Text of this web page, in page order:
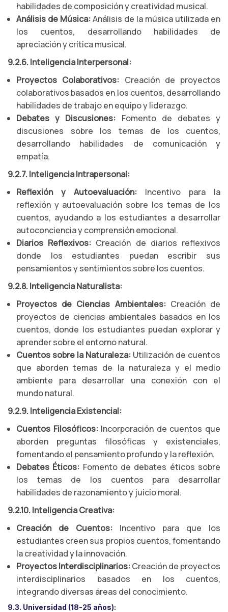
habilidades de composición y creatividad musical.
Análisis de Música:Análisis de la música utilizada en
los cuentos, desarrollando habilidades de
apreciación y crítica musical.
9.2.6. Inteligencia Interpersonal:
Proyectos Colaborativos: Creación de proyectos
colaborativos basados en los cuentos, desarrollando
habilidades de trabajo en equipo y liderazgo.
Debates y Discusiones: Fomento de debates y
discusiones sobre los temas de los cuentos,
desarrollando habilidades de comunicación y
empatía.
9.2.7. Inteligencia Intrapersonal:
Reflexión y Autoevaluación: Incentivo para la
reflexión y autoevaluación sobre los temas de los
cuentos, ayudando a los estudiantes a desarrollar
autoconciencia y comprensión emocional.
Diarios Reflexivos: Creación de diarios reflexivos
donde los estudiantes puedan escribir sus
pensamientos y sentimientos sobre los cuentos.
9.2.8. Inteligencia Naturalista:
Proyectos de Ciencias Ambientales:Creación de
proyectos de ciencias ambientales basados en los
cuentos, donde los estudiantes puedan explorar y
aprender sobre el entorno natural.
Cuentos sobre la Naturaleza: Utilización de cuentos
que aborden temas de la naturaleza y el medio
ambiente para desarrollar una conexión con el
mundo natural.
9.2.9. Inteligencia Existencial:
Cuentos Filosóficos:Incorporación de cuentos que
aborden preguntas filosóficas y existenciales,
fomentando el pensamiento profundo y la reflexión.
Debates Éticos: Fomento de debates éticos sobre
los temas de los cuentos para desarrollar
habilidades de razonamiento y juicio moral.
9.2.10. Inteligencia Creativa:
Creación de Cuentos: Incentivo para que los
estudiantes creen sus propios cuentos, fomentando
la creatividad y la innovación.
Proyectos Interdisciplinarios:Creación de proyectos
interdisciplinarios basados en los cuentos,
integrando diversas áreas del conocimiento.
9.3. Universidad (18-25 años):